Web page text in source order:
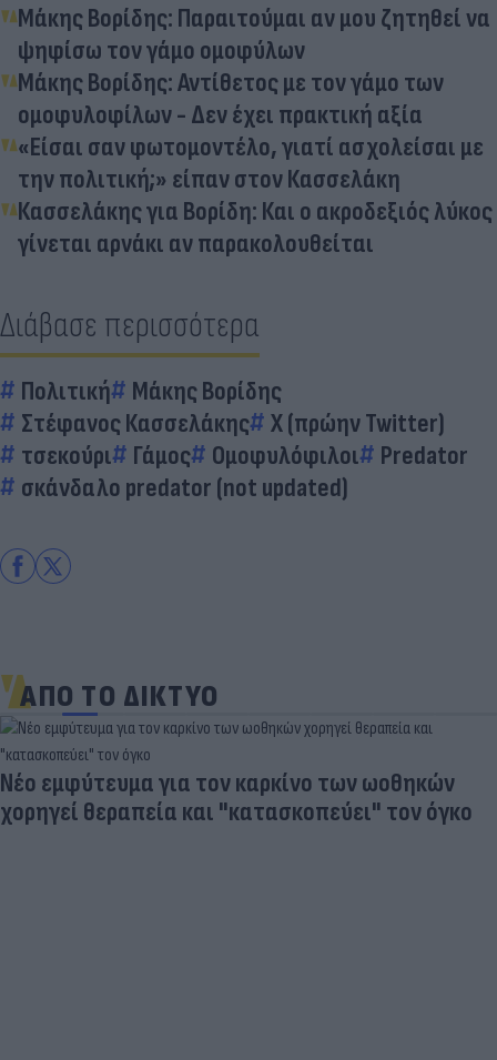
Μάκης Βορίδης: Παραιτούμαι αν μου ζητηθεί να
ψηφίσω τον γάμο ομοφύλων
Μάκης Βορίδης: Αντίθετος με τον γάμο των
ομοφυλοφίλων - Δεν έχει πρακτική αξία
«Είσαι σαν φωτομοντέλο, γιατί ασχολείσαι με
την πολιτική;» είπαν στον Κασσελάκη
Κασσελάκης για Βορίδη: Και ο ακροδεξιός λύκος
γίνεται αρνάκι αν παρακολουθείται
Διάβασε περισσότερα
Πολιτική
Μάκης Βορίδης
Στέφανος Κασσελάκης
X (πρώην Twitter)
τσεκούρι
Γάμος Ομοφυλόφιλοι
Predator
σκάνδαλο predator (not updated)
ΑΠΟ ΤΟ ΔΙΚΤΥΟ